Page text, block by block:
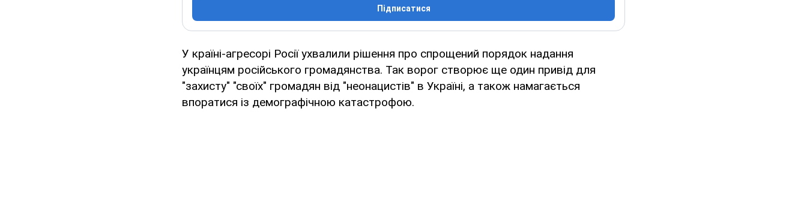
Підписатися
У країні-агресорі Росії ухвалили рішення про спрощений порядок надання
українцям російського громадянства. Так ворог створює ще один привід для
"захисту" "своїх" громадян від "неонацистів" в Україні, а також намагається
впоратися із демографічною катастрофою.